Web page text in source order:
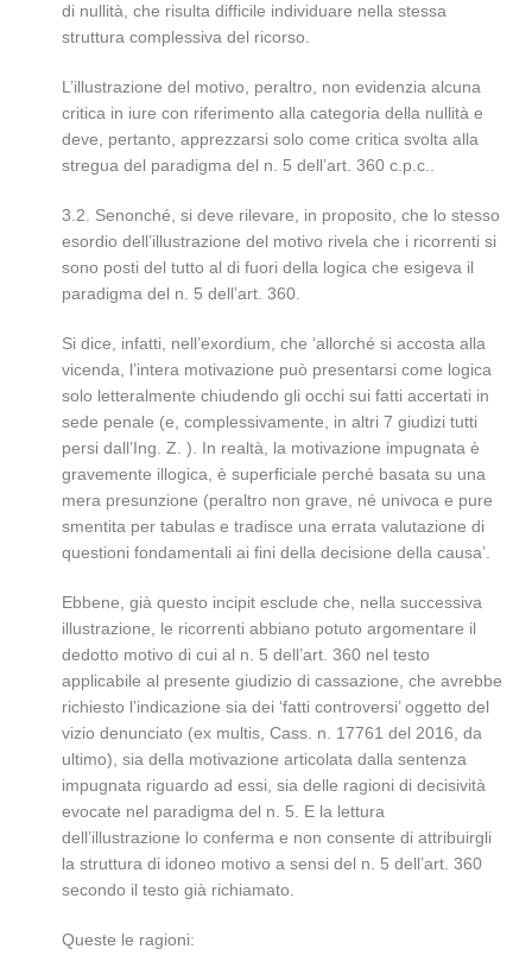
di nullità, che risulta difficile individuare nella stessa
struttura complessiva del ricorso.
L’illustrazione del motivo, peraltro, non evidenzia alcuna
critica in iure con riferimento alla categoria della nullità e
deve, pertanto, apprezzarsi solo come critica svolta alla
stregua del paradigma del n. 5 dell’art. 360 c.p.c..
3.2. Senonché, si deve rilevare, in proposito, che lo stesso
esordio dell’illustrazione del motivo rivela che i ricorrenti si
sono posti del tutto al di fuori della logica che esigeva il
paradigma del n. 5 dell’art. 360.
Si dice, infatti, nell’exordium, che ‘allorché si accosta alla
vicenda, l’intera motivazione può presentarsi come logica
solo letteralmente chiudendo gli occhi sui fatti accertati in
sede penale (e, complessivamente, in altri 7 giudizi tutti
persi dall’Ing. Z. ). In realtà, la motivazione impugnata è
gravemente illogica, è superficiale perché basata su una
mera presunzione (peraltro non grave, né univoca e pure
smentita per tabulas e tradisce una errata valutazione di
questioni fondamentali ai fini della decisione della causa’.
Ebbene, già questo incipit esclude che, nella successiva
illustrazione, le ricorrenti abbiano potuto argomentare il
dedotto motivo di cui al n. 5 dell’art. 360 nel testo
applicabile al presente giudizio di cassazione, che avrebbe
richiesto l’indicazione sia dei ‘fatti controversi’ oggetto del
vizio denunciato (ex multis, Cass. n. 17761 del 2016, da
ultimo), sia della motivazione articolata dalla sentenza
impugnata riguardo ad essi, sia delle ragioni di decisività
evocate nel paradigma del n. 5. E la lettura
dell’illustrazione lo conferma e non consente di attribuirgli
la struttura di idoneo motivo a sensi del n. 5 dell’art. 360
secondo il testo già richiamato.
Queste le ragioni: